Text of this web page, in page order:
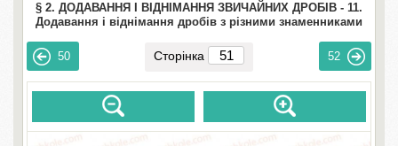
§ 2. ДОДАВАННЯ І ВІДНІМАННЯ ЗВИЧАЙНИХ ДРОБІВ - 11.
Додавання і віднімання дробів з різними знаменниками
50 Сторінка 52